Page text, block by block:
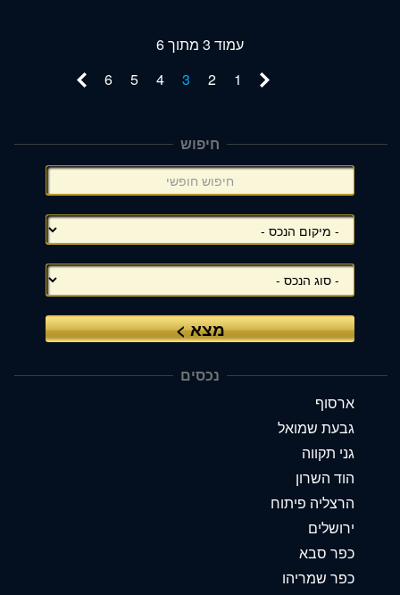
עמוד 3 מתוך 6
1
2
3
4
5
6
תפריט
באפשרותך
ללחוץ
חיפוש
נכסים
ארסוף
גבעת שמואל
גני תקווה
הוד השרון
הרצליה פיתוח
ירושלים
כפר סבא
כפר שמריהו